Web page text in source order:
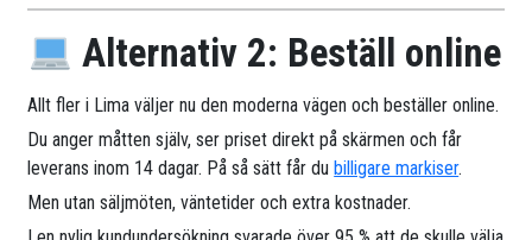
Alternativ 2: Beställ online
Allt fler i Lima väljer nu den moderna vägen och beställer online.
Du anger måtten själv, ser priset direkt på skärmen och får
leverans inom 14 dagar. På så sätt får dubilligare markiser.
Men utan säljmöten, väntetider och extra kostnader.